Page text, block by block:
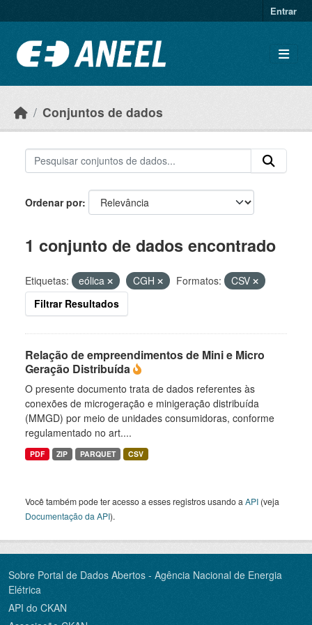
Entrar
Conjuntos de dados
Ordenar por
1 conjunto de dados encontrado
Etiquetas: eólica CGH Formatos:
CSV
Filtrar Resultados
Relação de empreendimentos de Mini e Micro
Geração Distribuída
O presente documento trata de dados referentes às
conexões de microgeração e minigeração distribuída
(MMGD) por meio de unidades consumidoras, conforme
regulamentado no art....
PDF ZIP PARQUET CSV
Você também pode ter acesso a esses registros usando a API (veja
Documentação da API).
Sobre Portal de Dados Abertos - Agência Nacional de Energia
Elétrica
API do CKAN